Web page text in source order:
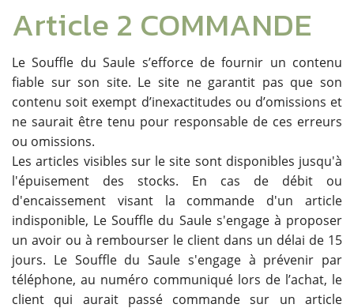
Article 2 COMMANDE
Le Souffle du Saule s’efforce de fournir un contenu
fiable sur son site. Le site ne garantit pas que son
contenu soit exempt d’inexactitudes ou d’omissions et
ne saurait être tenu pour responsable de ces erreurs
ou omissions.
Les articles visibles sur le site sont disponibles jusqu'à
l'épuisement des stocks. En cas de débit ou
d'encaissement visant la commande d'un article
indisponible, Le Souffle du Saule s'engage à proposer
un avoir ou à rembourser le client dans un délai de 15
jours. Le Souffle du Saule s'engage à prévenir par
téléphone, au numéro communiqué lors de l’achat, le
client qui aurait passé commande sur un article